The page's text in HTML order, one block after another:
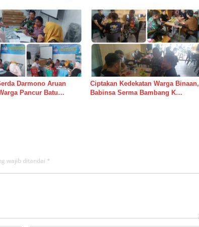
Langkah Mitigasi
Darmono Aruan
Pancur Batu
Ciptakan Kedekatan Warga Binaan,
Babinsa Serma Bambang K
wajib ditandai *